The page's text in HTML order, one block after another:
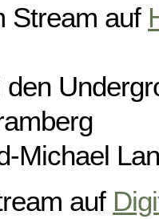
Stream auf
den
Michael
auf